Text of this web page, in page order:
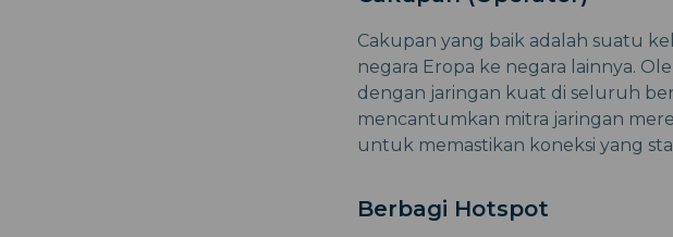
Cakupan yang baik adalah suatu
negara Eropa ke negara lainnya.
dengan jaringan kuat di seluruh
mencantumkan mitra jaringan
untuk memastikan koneksi yang
Berbagi Hotspot